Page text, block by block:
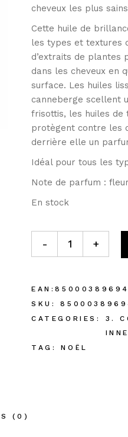
cheveux les plus
Cette huile de
les types et textures
d’extraits de plantes
dans les cheveux en
surface. Les huiles
canneberge scellent
frisottis, les huiles de
protègent contre les
derrière elle un
Idéal pour tous les
Note de parfum :
En stock
- +
EAN:
SKU:
CATEGORIES:
3.
TAG:
NOËL
(0)